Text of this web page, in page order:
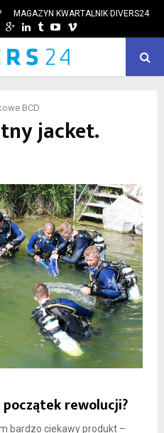
MAGAZYN KWARTALNIK DIVERS24
GOOGLE
LINKEDIN
TUMBLRYOUTUBE
VIMEO
BCD
jacket.
rewolucji?
bardzo ciekawy produkt –